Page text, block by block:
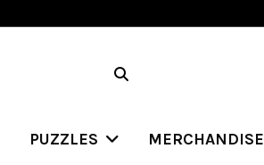
PUZZLES MERCHANDISE